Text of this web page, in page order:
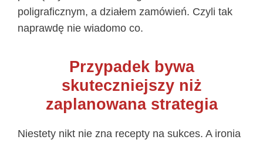
poligraficznym, a działem zamówień. Czyli tak
naprawdę nie wiadomo co.
Przypadek bywa
skuteczniejszy niż
zaplanowana strategia
Niestety nikt nie zna recepty na sukces. A ironia